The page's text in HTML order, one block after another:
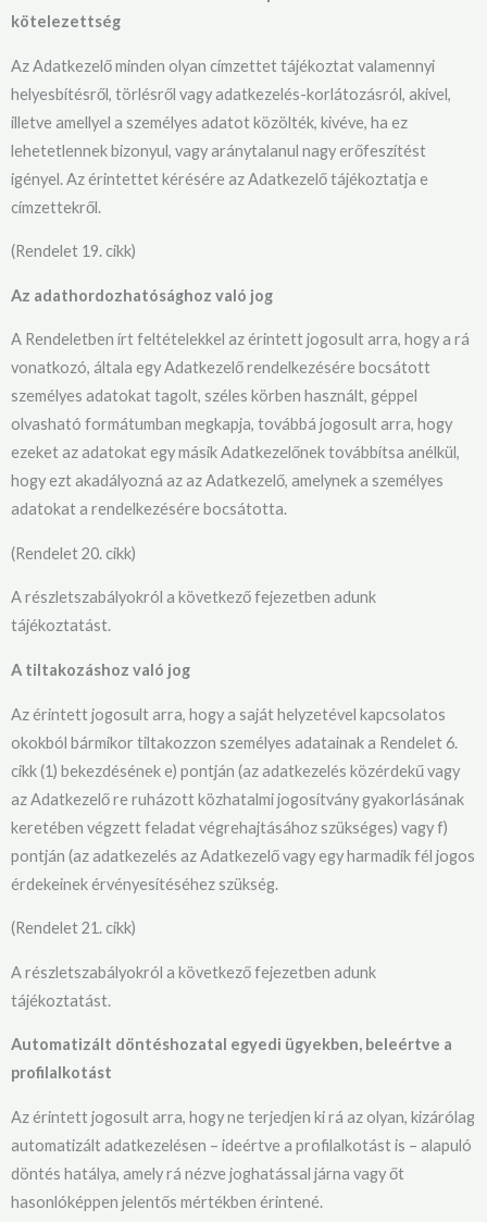
kötelezettség
Az Adatkezelő minden olyan címzettet tájékoztat valamennyi
helyesbítésről, törlésről vagy adatkezelés-korlátozásról, akivel,
illetve amellyel a személyes adatot közölték, kivéve, ha ez
lehetetlennek bizonyul, vagy aránytalanul nagy erőfeszítést
igényel. Az érintettet kérésére az Adatkezelő tájékoztatja e
címzettekről.
(Rendelet 19. cikk)
Az adathordozhatósághoz való jog
A Rendeletben írt feltételekkel az érintett jogosult arra, hogy a rá
vonatkozó, általa egy Adatkezelő rendelkezésére bocsátott
személyes adatokat tagolt, széles körben használt, géppel
olvasható formátumban megkapja, továbbá jogosult arra, hogy
ezeket az adatokat egy másik Adatkezelőnek továbbítsa anélkül,
hogy ezt akadályozná az az Adatkezelő, amelynek a személyes
adatokat a rendelkezésére bocsátotta.
(Rendelet 20. cikk)
A részletszabályokról a következő fejezetben adunk
tájékoztatást.
A tiltakozáshoz való jog
Az érintett jogosult arra, hogy a saját helyzetével kapcsolatos
okokból bármikor tiltakozzon személyes adatainak a Rendelet 6.
cikk (1) bekezdésének e) pontján (az adatkezelés közérdekű vagy
az Adatkezelő re ruházott közhatalmi jogosítvány gyakorlásának
keretében végzett feladat végrehajtásához szükséges) vagy f)
pontján (az adatkezelés az Adatkezelő vagy egy harmadik fél jogos
érdekeinek érvényesítéséhez szükség.
(Rendelet 21. cikk)
A részletszabályokról a következő fejezetben adunk
tájékoztatást.
Automatizált döntéshozatal egyedi ügyekben, beleértve a
profilalkotást
Az érintett jogosult arra, hogy ne terjedjen ki rá az olyan, kizárólag
automatizált adatkezelésen – ideértve a profilalkotást is – alapuló
döntés hatálya, amely rá nézve joghatással járna vagy őt
hasonlóképpen jelentős mértékben érintené.